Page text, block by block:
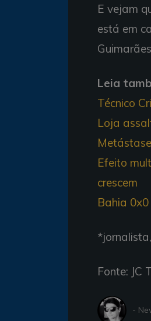
E vejam
está em
Leia
Técnico
Loja
Efeito
crescem
Bahia
Fonte: JC
-